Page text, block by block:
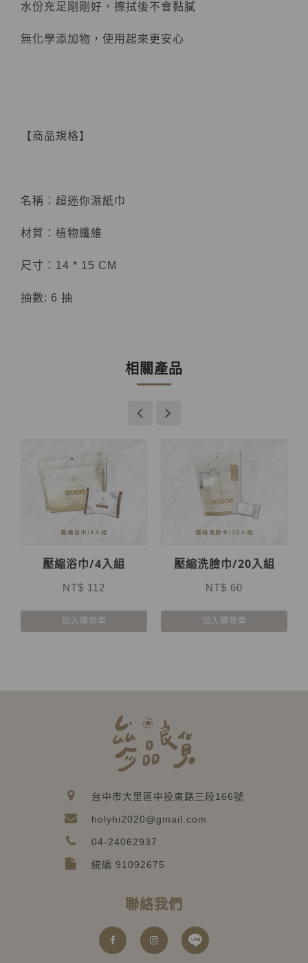
水份充足剛剛好，擦拭後不會黏膩
無化學添加物，使用起來更安心
【商品規格】
名稱：超迷你濕紙巾
材質：植物纖維
尺寸：14 * 15 CM
抽數: 6 抽
相關產品
壓縮浴巾/4入組
NT$ 112
加入購物車
壓縮洗臉巾/20入組
NT$ 60
加入購物車
台中市大里區中投東路三段166號
holyhi2020@gmail.com
04-24062937
統編 91092675
聯絡我們